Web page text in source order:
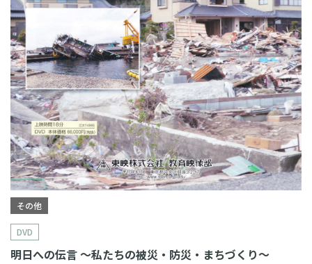
その他
DVD
明日への伝言 〜私たちの被災・防災・まちづくり〜